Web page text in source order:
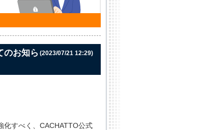
(2023/07/21 12:29)
のお知ら
化すべく、CACHATTO公式